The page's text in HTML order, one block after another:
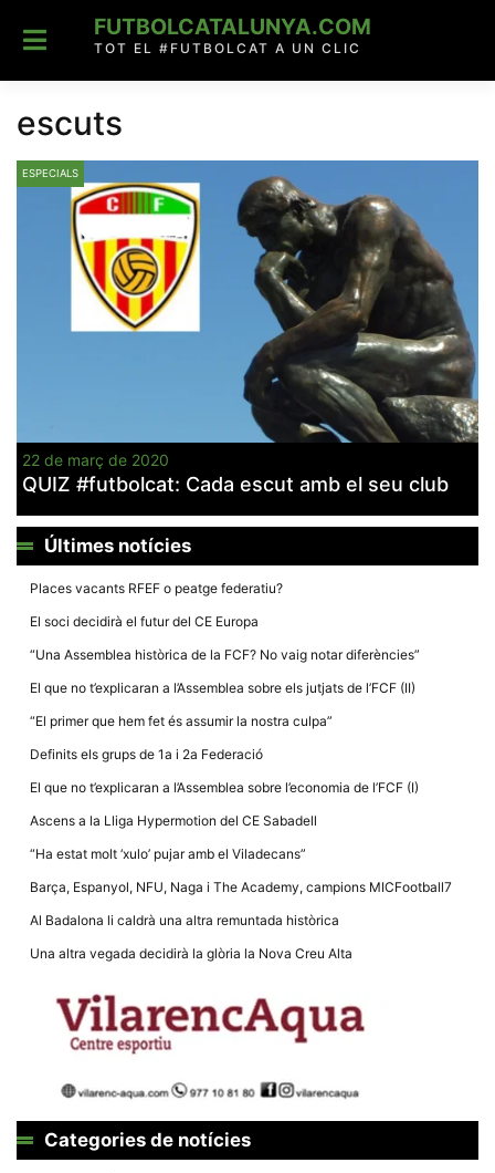
content
FUTBOLCATALUNYA.COM
TOT EL #FUTBOLCAT A UN CLIC
escuts
ESPECIALS
22 de març de 2020
QUIZ #futbolcat: Cada escut amb el seu club
Últimes notícies
Places vacants RFEF o peatge federatiu?
El soci decidirà el futur del CE Europa
“Una Assemblea històrica de la FCF? No vaig notar diferències”
El que no t’explicaran a l’Assemblea sobre els jutjats de l’FCF (II)
“El primer que hem fet és assumir la nostra culpa”
Definits els grups de 1a i 2a Federació
El que no t’explicaran a l’Assemblea sobre l’economia de l’FCF (I)
Ascens a la Lliga Hypermotion del CE Sabadell
“Ha estat molt ‘xulo’ pujar amb el Viladecans”
Barça, Espanyol, NFU, Naga i The Academy, campions MICFootball7
Al Badalona li caldrà una altra remuntada històrica
Una altra vegada decidirà la glòria la Nova Creu Alta
Categories de notícies
cookies no
opcionals,
necessàries
web.
Recopilem
dades
estadístiques
anònima d'ús
i la seva
estructura.
Experiència
d'usuari